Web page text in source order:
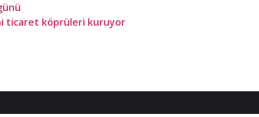
ticaret köprüleri kuruyor